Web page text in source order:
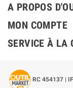
A PROPOS
MON COMPTE
SERVICE À LA
RC 454137 |